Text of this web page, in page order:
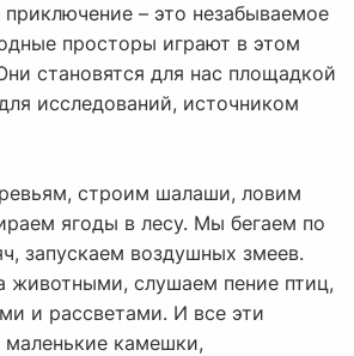
– это незабываемое
просторы играют в этом
становятся для нас площадкой
исследований, источником
строим шалаши, ловим
ягоды в лесу. Мы бегаем по
запускаем воздушных змеев.
животными, слушаем пение птиц,
и рассветами. И все эти
камешки,